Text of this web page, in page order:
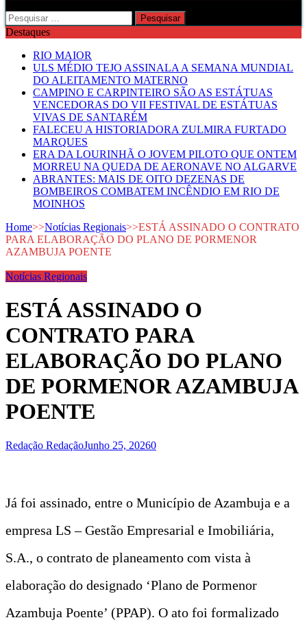
Pesquisar
por:
Destaques
RIO MAIOR
ULS MÉDIO TEJO ASSINALA A SEMANA MUNDIAL
DO ALEITAMENTO MATERNO
CAMPINO E CARPINTEIRO SÃO AS ESTÁTUAS
VENCEDORAS DO VII FESTIVAL DE ESTÁTUAS
VIVAS DE SANTARÉM
FALECEU A HISTORIADORA ZULMIRA FURTADO
MARQUES
ERA DA LOURINHÃ O JOVEM PILOTO QUE ONTEM
MORREU NA QUEDA DE AERONAVE NO ALGARVE
ABRANTES: MAIS DE OITO DEZENAS DE
BOMBEIROS COMBATEM INCÊNDIO EM RIO DE
MOINHOS
Home>>Notícias Regionais>>ESTÁ ASSINADO O CONTRATO
PARA ELABORAÇÃO DO PLANO DE PORMENOR
AZAMBUJA POENTE
Notícias Regionais
ESTÁ ASSINADO O
CONTRATO PARA
ELABORAÇÃO DO PLANO
DE PORMENOR AZAMBUJA
POENTE
Redação RedaçãoJunho 25, 20260
Já foi assinado, entre o Município de Azambuja e a
empresa LS – Gestão Empresarial e Imobiliária,
S.A., o contrato de planeamento com vista à
elaboração do designado ‘Plano de Pormenor
Azambuja Poente’ (PPAP). O ato foi formalizado